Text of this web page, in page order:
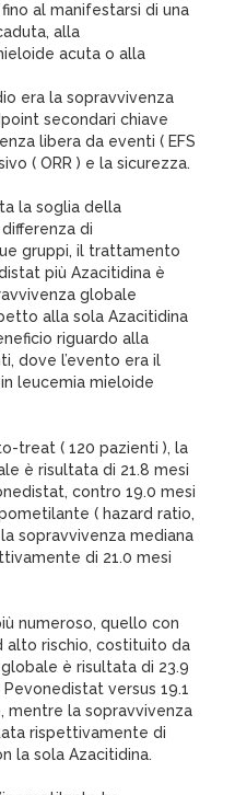
al manifestarsi di una
alla
acuta o alla
era la sopravvivenza
secondari chiave
libera da eventi ( EFS
( ORR ) e la sicurezza.
la soglia della
di
gruppi, il trattamento
più Azacitidina è
globale
alla sola Azacitidina
riguardo alla
dove l’evento era il
leucemia mieloide
treat ( 120 pazienti ), la
è risultata di 21.8 mesi
contro 19.0 mesi
( hazard ratio,
la sopravvivenza mediana
di 21.0 mesi
numeroso, quello con
alto rischio, costituito da
è risultata di 23.9
versus 19.1
mentre la sopravvivenza
rispettivamente di
la sola Azacitidina.